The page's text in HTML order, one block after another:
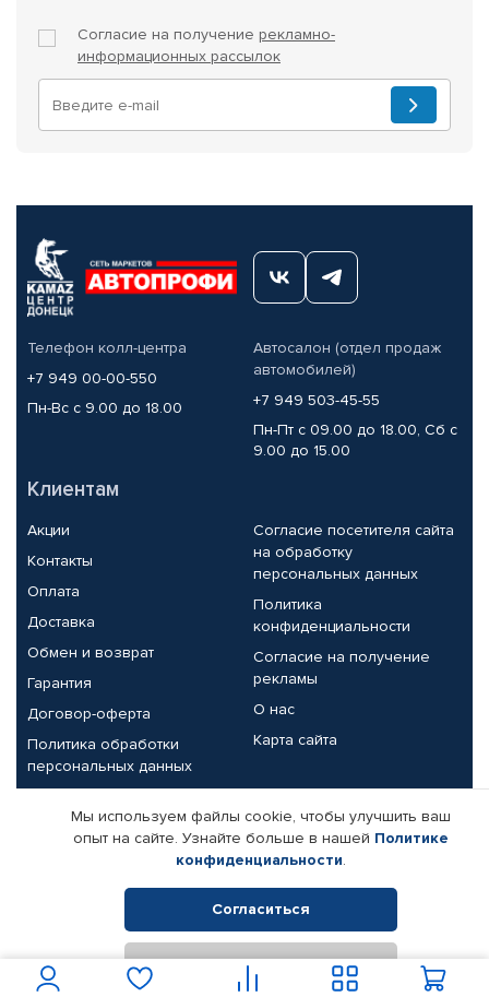
Согласие на получение рекламно-
информационных рассылок
Телефон колл-центра
+7 949 00-00-550
Пн-Вс с 9.00 до 18.00
Автосалон (отдел продаж
автомобилей)
+7 949 503-45-55
Пн-Пт с 09.00 до 18.00, Сб с
9.00 до 15.00
Клиентам
Акции
Контакты
Оплата
Доставка
Обмен и возврат
Гарантия
Договор-оферта
Политика обработки
персональных данных
Согласие посетителя сайта
на обработку
персональных данных
Политика
конфиденциальности
Согласие на получение
рекламы
О нас
Карта сайта
Партнерам
Корпоративным клиентам
Поставщикам
Реквизиты компании
© КАМАЗ ЦЕНТР ДОНЕЦК, 2015-2026. Все права защищены.
Интернет-магазин автомобильных товаров Автопрофи.
Мы используем файлы cookie, чтобы улучшить ваш
опыт на сайте. Узнайте больше в нашей Политике
конфиденциальности.
Согласиться
Отклонить